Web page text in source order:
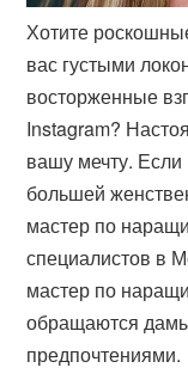
Хотите
вас густыми
восторженные
Instagram?
вашу мечту.
большей
мастер по
специалистов в
мастер по
обращаются
предпочтениями.